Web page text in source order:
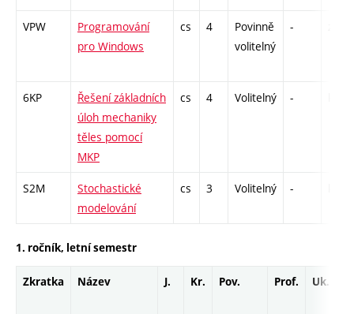
VPW
Programování
pro Windows
cs 4
Povinně
volitelný
-
6KP
Řešení základních
úloh mechaniky
těles pomocí
MKP
cs 4 Volitelný -
S2M
Stochastické
modelování
cs 3 Volitelný -
1. ročník, letní semestr
Zkratka Název J. Kr. Pov. Prof. Uk.